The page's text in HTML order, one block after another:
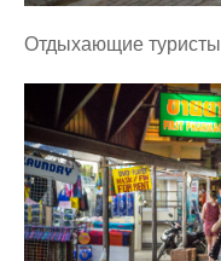
Отдыхающие туристы